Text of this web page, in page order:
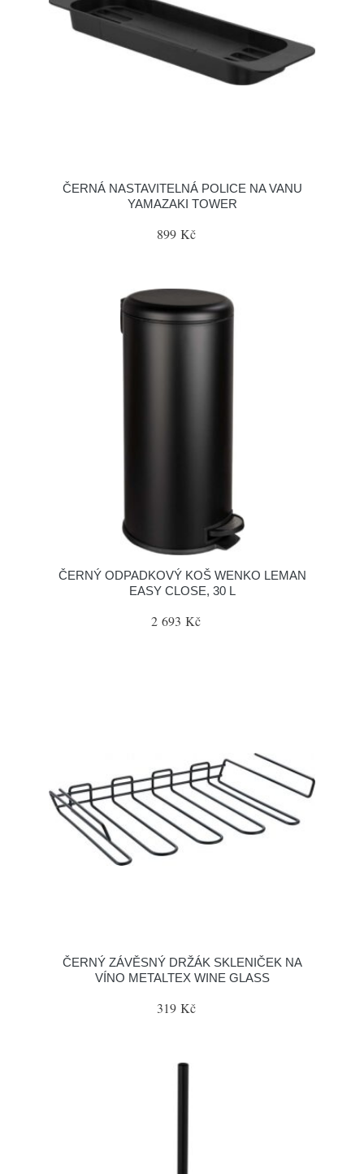
ČERNÁ NASTAVITELNÁ POLICE NA VANU
YAMAZAKI TOWER
899 Kč
ČERNÝ ODPADKOVÝ KOŠ WENKO LEMAN
EASY CLOSE, 30 L
2 693 Kč
ČERNÝ ZÁVĚSNÝ DRŽÁK SKLENIČEK NA
VÍNO METALTEX WINE GLASS
319 Kč